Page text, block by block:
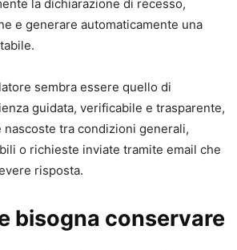
la dichiarazione di recesso,
e generare automaticamente una
sembra essere quello di
guidata, verificabile e trasparente,
tra condizioni generali,
o richieste inviate tramite email che
risposta.
bisogna conservare